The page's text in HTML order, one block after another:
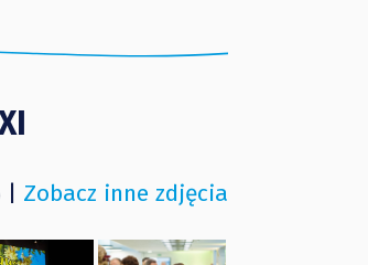
| Zobacz inne zdjęcia